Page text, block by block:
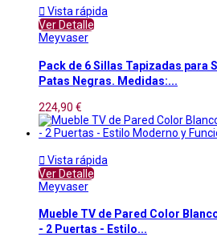
 Vista rápida
Ver Detalle
Meyvaser
Pack de 6 Sillas Tapizadas para
Patas Negras. Medidas:...
224,90 €
 Vista rápida
Ver Detalle
Meyvaser
Mueble TV de Pared Color
- 2 Puertas - Estilo...